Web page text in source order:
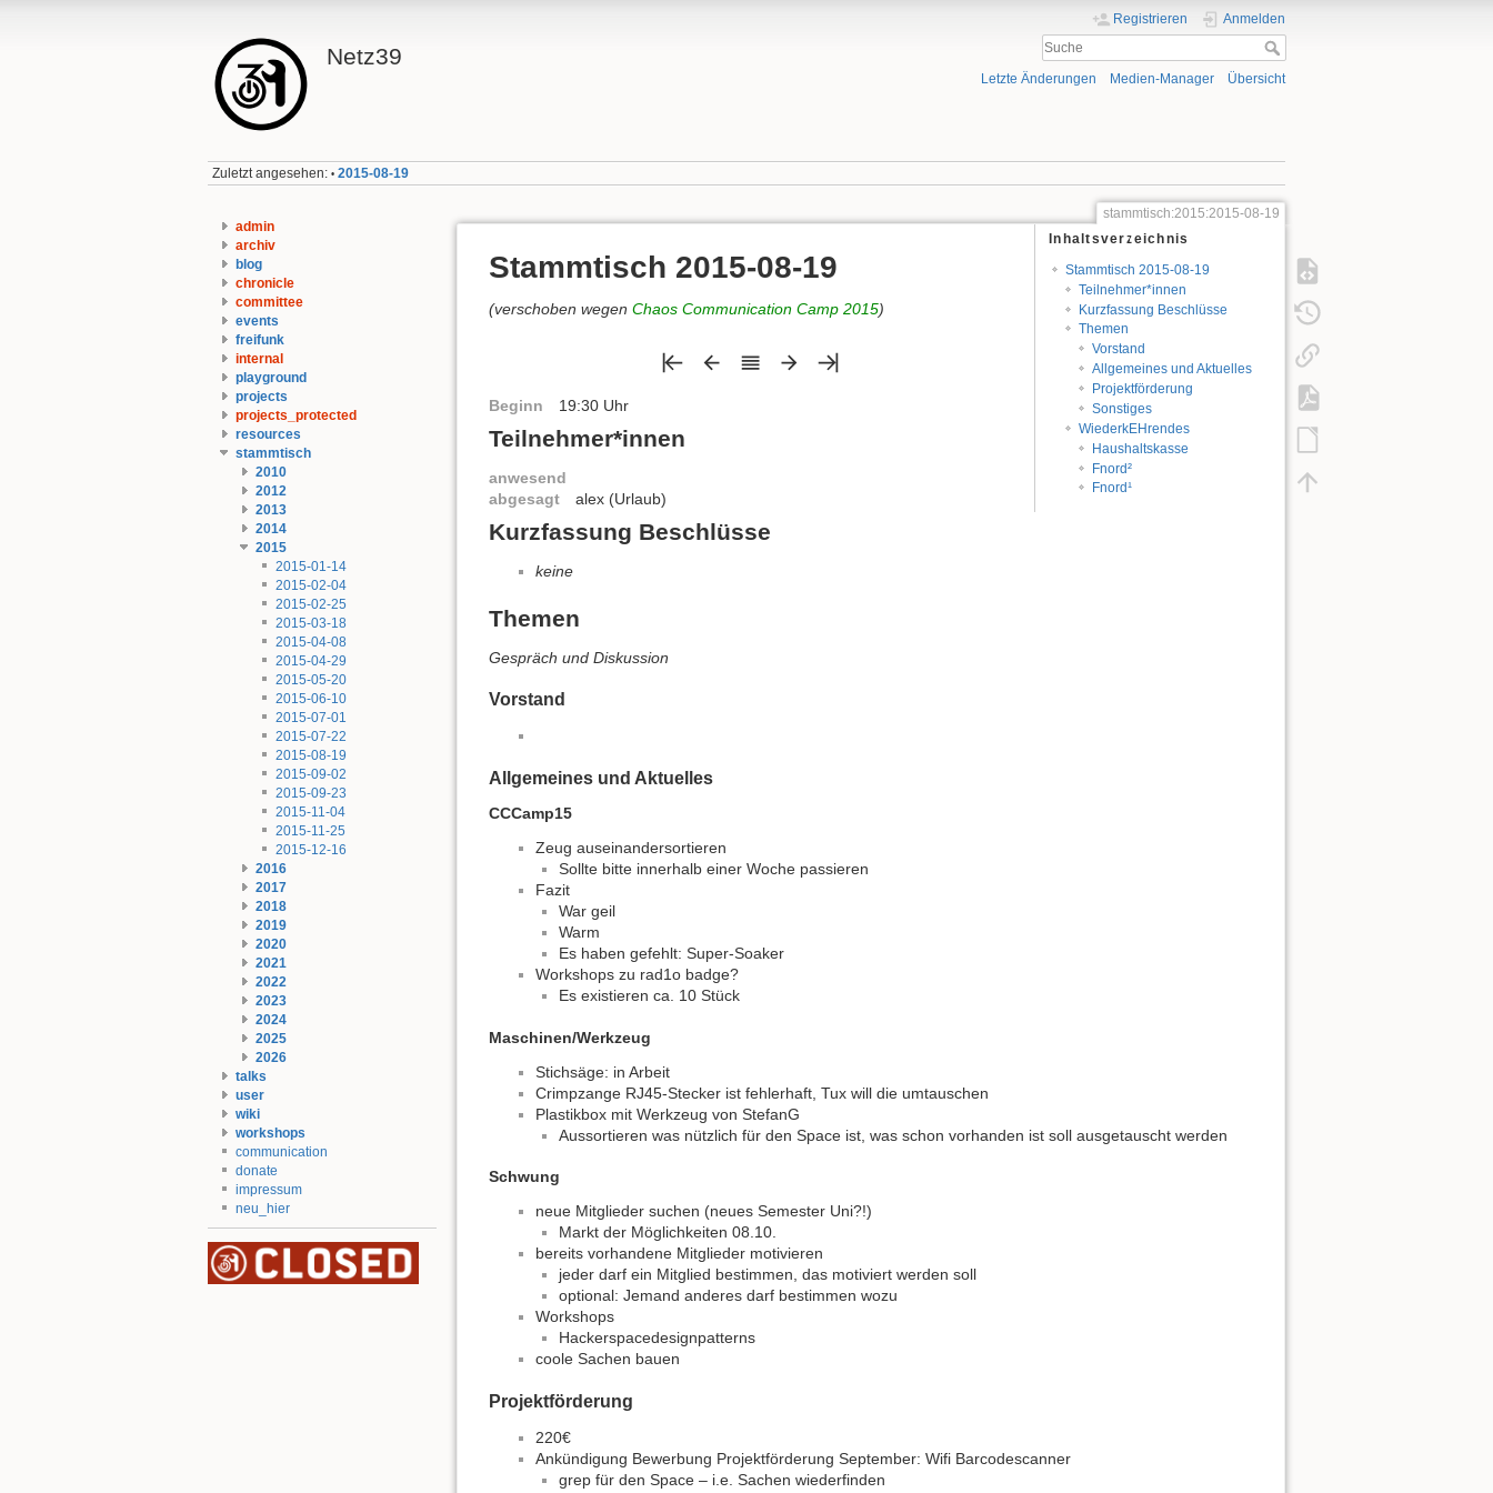
Netz39
Registrieren Anmelden
Letzte Änderungen Medien-Manager Übersicht
Zuletzt angesehen: • 2015-08-19
admin
archiv
blog
chronicle
committee
events
freifunk
internal
playground
projects
projects_protected
resources
stammtisch
2010
2012
2013
2014
2015
2015-01-14
2015-02-04
2015-02-25
2015-03-18
2015-04-08
2015-04-29
2015-05-20
2015-06-10
2015-07-01
2015-07-22
2015-08-19
2015-09-02
2015-09-23
2015-11-04
2015-11-25
2015-12-16
2016
2017
2018
2019
2020
2021
2022
2023
2024
2025
2026
talks
user
wiki
workshops
communication
donate
impressum
neu_hier
stammtisch:2015:2015-08-19
Inhaltsverzeichnis
Stammtisch 2015-08-19
Teilnehmer*innen
Kurzfassung Beschlüsse
Themen
Vorstand
Allgemeines und Aktuelles
Projektförderung
Sonstiges
WiederkEHrendes
Haushaltskasse
Fnord²
Fnord¹
Stammtisch 2015-08-19
(verschoben wegen Chaos Communication Camp 2015)
Beginn 19:30 Uhr
Teilnehmer*innen
anwesend
abgesagt
alex (Urlaub)
Kurzfassung Beschlüsse
keine
Themen
Gespräch und Diskussion
Vorstand
Allgemeines und Aktuelles
CCCamp15
Zeug auseinandersortieren
Sollte bitte innerhalb einer Woche passieren
Fazit
War geil
Warm
Es haben gefehlt: Super-Soaker
Workshops zu rad1o badge?
Es existieren ca. 10 Stück
Maschinen/Werkzeug
Stichsäge: in Arbeit
Crimpzange RJ45-Stecker ist fehlerhaft, Tux will die umtauschen
Plastikbox mit Werkzeug von StefanG
Aussortieren was nützlich für den Space ist, was schon vorhanden ist soll ausgetauscht werden
Schwung
neue Mitglieder suchen (neues Semester Uni?!)
Markt der Möglichkeiten 08.10.
bereits vorhandene Mitglieder motivieren
jeder darf ein Mitglied bestimmen, das motiviert werden soll
optional: Jemand anderes darf bestimmen wozu
Workshops
Hackerspacedesignpatterns
coole Sachen bauen
Projektförderung
220€
Ankündigung Bewerbung Projektförderung September: Wifi Barcodescanner
grep für den Space – i.e. Sachen wiederfinden